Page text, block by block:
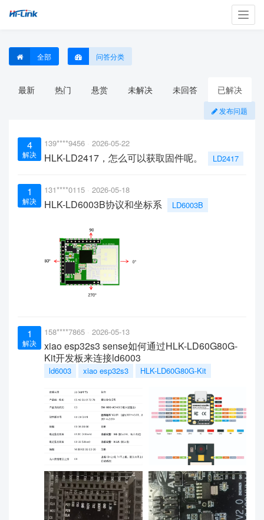
全部 问答分类
最新 热门 悬赏 未解决 未回答 已解决
发布问题
4
解决
139****9456 2026-05-22
HLK-LD2417，怎么可以获取固件呢。 LD2417
1
解决
131****0115 2026-05-18
HLK-LD6003B协议和坐标系 LD6003B
1
解决
158****7865 2026-05-13
xiao esp32s3 sense如何通过HLK-LD60G80G-
Kit开发板来连接ld6003
ld6003 xiao esp32s3 HLK-LD60G80G-Kit